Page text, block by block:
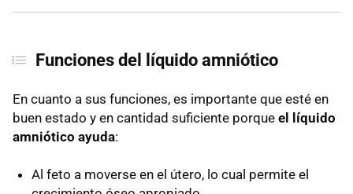
Funciones del líquido amniótico
En cuanto a sus funciones, es importante que esté en
buen estado y en cantidad suficiente porque el líquido
amniótico ayuda:
Al feto a moverse en el útero, lo cual permite el